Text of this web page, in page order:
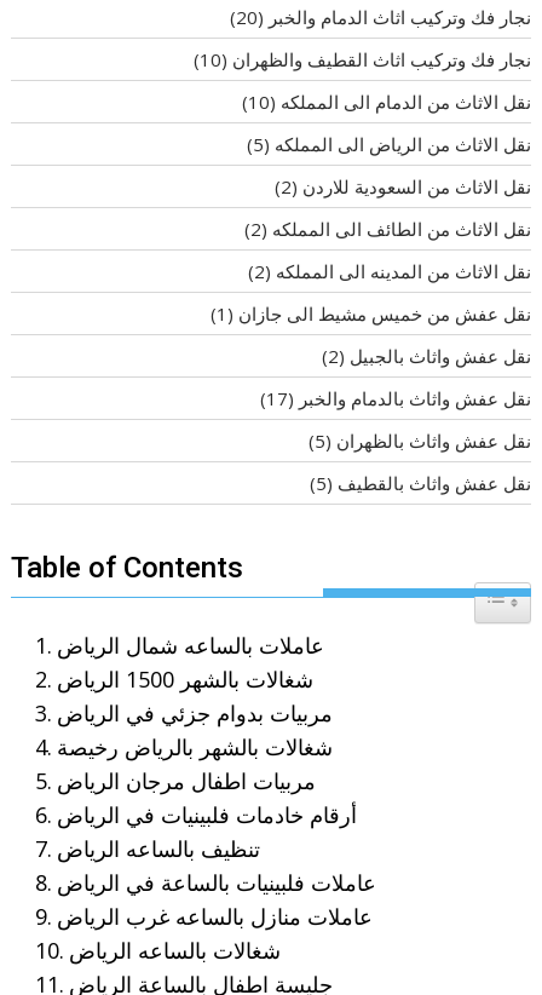
نجار فك وتركيب اثاث الدمام والخبر (20)
نجار فك وتركيب اثاث القطيف والظهران (10)
نقل الاثاث من الدمام الى المملكه (10)
نقل الاثاث من الرياض الى المملكه (5)
نقل الاثاث من السعودية للاردن (2)
نقل الاثاث من الطائف الى المملكه (2)
نقل الاثاث من المدينه الى المملكه (2)
نقل عفش من خميس مشيط الى جازان (1)
نقل عفش واثاث بالجبيل (2)
نقل عفش واثاث بالدمام والخبر (17)
نقل عفش واثاث بالظهران (5)
نقل عفش واثاث بالقطيف (5)
Table of Contents
Toggle
عاملات بالساعه شمال الرياض
شغالات بالشهر 1500 الرياض
مربيات بدوام جزئي في الرياض
شغالات بالشهر بالرياض رخيصة
مربيات اطفال مرجان الرياض
أرقام خادمات فلبينيات في الرياض
تنظيف بالساعه الرياض
عاملات فلبينيات بالساعة في الرياض
عاملات منازل بالساعه غرب الرياض
شغالات بالساعه الرياض
جليسة اطفال بالساعة الرياض